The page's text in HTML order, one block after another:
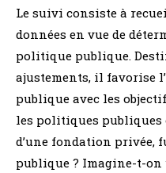
Le suivi consiste à
données en vue de
politique publique.
ajustements, il favorise
publique avec les
les politiques
d’une fondation privée,
publique ? Imagine-t-on